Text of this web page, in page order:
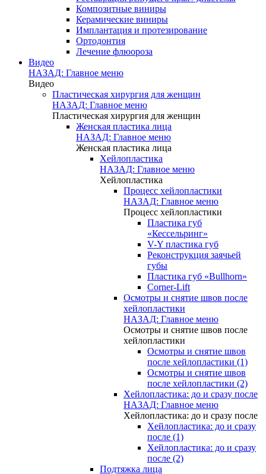
Композитные виниры
Керамические виниры
Имплантация и протезирование
Ортодонтия
Лечение флюороза
Видео
НАЗАД: Главное меню
Видео
Пластическая хирургия для женщин
НАЗАД: Главное меню
Пластическая хирургия для женщин
Женская пластика лица
НАЗАД: Главное меню
Женская пластика лица
Хейлопластика
НАЗАД: Главное меню
Хейлопластика
Процесс хейлопластики
НАЗАД: Главное меню
Процесс хейлопластики
Пластика губ
«Кессельринг»
V-Y пластика губ
Реконструкция заячьей
губы
Пластика губ «Bullhorn»
Corner-Lift
Осмотры и снятие швов после
хейлопластики
НАЗАД: Главное меню
Осмотры и снятие швов после
хейлопластики
Осмотры и снятие швов
после хейлопластики (1)
Осмотры и снятие швов
после хейлопластики (2)
Хейлопластика: до и сразу после
НАЗАД: Главное меню
Хейлопластика: до и сразу после
Хейлопластика: до и сразу
после (1)
Хейлопластика: до и сразу
после (2)
Подтяжка лица